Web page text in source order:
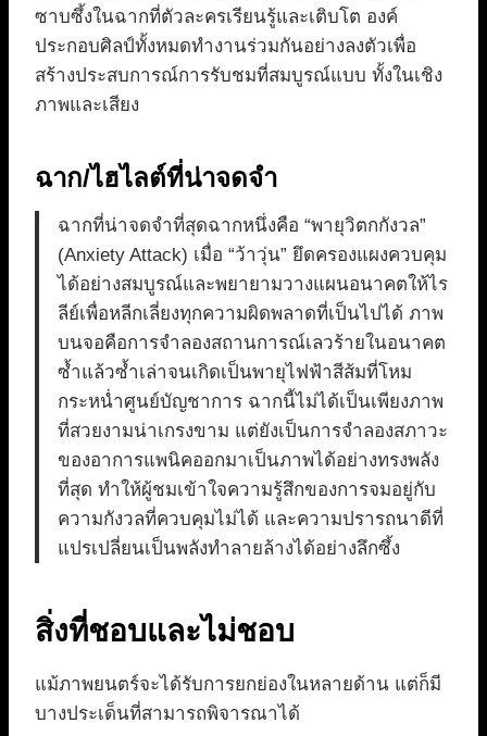
ซาบซึ้งในฉากที่ตัวละครเรียนรู้และเติบโต องค์
ประกอบศิลป์ทั้งหมดทำงานร่วมกันอย่างลงตัวเพื่อ
สร้างประสบการณ์การรับชมที่สมบูรณ์แบบ ทั้งในเชิง
ภาพและเสียง
ฉาก/ไฮไลต์ที่น่าจดจำ
ฉากที่น่าจดจำที่สุดฉากหนึ่งคือ “พายุวิตกกังวล”
(Anxiety Attack) เมื่อ “ว้าวุ่น” ยึดครองแผงควบคุม
ได้อย่างสมบูรณ์และพยายามวางแผนอนาคตให้ไร
ลีย์เพื่อหลีกเลี่ยงทุกความผิดพลาดที่เป็นไปได้ ภาพ
บนจอคือการจำลองสถานการณ์เลวร้ายในอนาคต
ซ้ำแล้วซ้ำเล่าจนเกิดเป็นพายุไฟฟ้าสีส้มที่โหม
กระหน่ำศูนย์บัญชาการ ฉากนี้ไม่ได้เป็นเพียงภาพ
ที่สวยงามน่าเกรงขาม แต่ยังเป็นการจำลองสภาวะ
ของอาการแพนิคออกมาเป็นภาพได้อย่างทรงพลัง
ที่สุด ทำให้ผู้ชมเข้าใจความรู้สึกของการจมอยู่กับ
ความกังวลที่ควบคุมไม่ได้ และความปรารถนาดีที่
แปรเปลี่ยนเป็นพลังทำลายล้างได้อย่างลึกซึ้ง
สิ่งที่ชอบและไม่ชอบ
แม้ภาพยนตร์จะได้รับการยกย่องในหลายด้าน แต่ก็มี
บางประเด็นที่สามารถพิจารณาได้